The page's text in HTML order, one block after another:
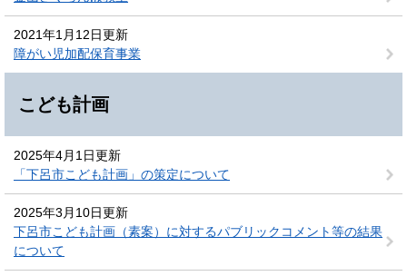
2021年1月12日更新
障がい児加配保育事業
こども計画
2025年4月1日更新
「下呂市こども計画」の策定について
2025年3月10日更新
下呂市こども計画（素案）に対するパブリックコメント等の結果
について